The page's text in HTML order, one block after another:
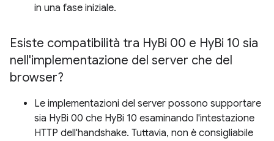
in una fase iniziale.
Esiste compatibilità tra HyBi 00 e HyBi 10 sia
nell'implementazione del server che del
browser?
Le implementazioni del server possono supportare
sia HyBi 00 che HyBi 10 esaminando l'intestazione
HTTP dell'handshake. Tuttavia, non è consigliabile